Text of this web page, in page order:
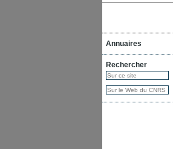
Annuaires
Rechercher